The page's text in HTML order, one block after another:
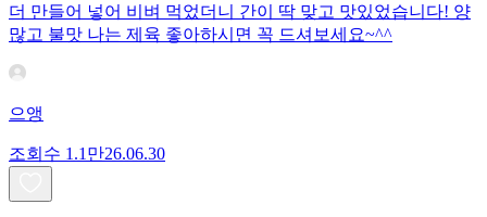
더 만들어 넣어 비벼 먹었더니 간이 딱 맞고 맛있었습니다! 양
많고 불맛 나는 제육 좋아하시면 꼭 드셔보세요~^^
으앵
조회수 1.1만26.06.30